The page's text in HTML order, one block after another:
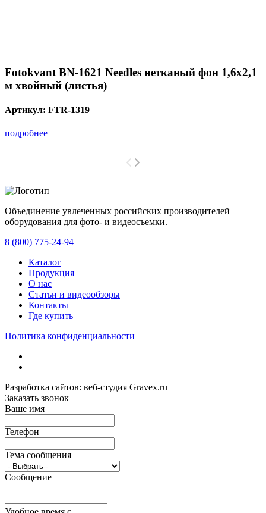
Fotokvant BN-1621 Needles нетканый фон 1,6х2,1
м хвойный (листья)
Артикул: FTR-1319
подробнее
Объединение увлеченных российских производителей
оборудования для фото- и видеосъемки.
8 (800) 775-24-94
Каталог
Продукция
О нас
Статьи и видеообзоры
Контакты
Где купить
Политика конфиденциальности
Разработка сайтов: веб-студия Gravex.ru
Заказать звонок
Ваше имя
Телефон
Тема сообщения
Сообщение